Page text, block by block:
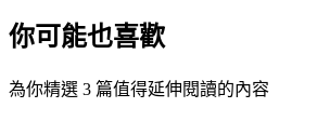
你可能也喜歡
為你精選 3 篇值得延伸閱讀的內容